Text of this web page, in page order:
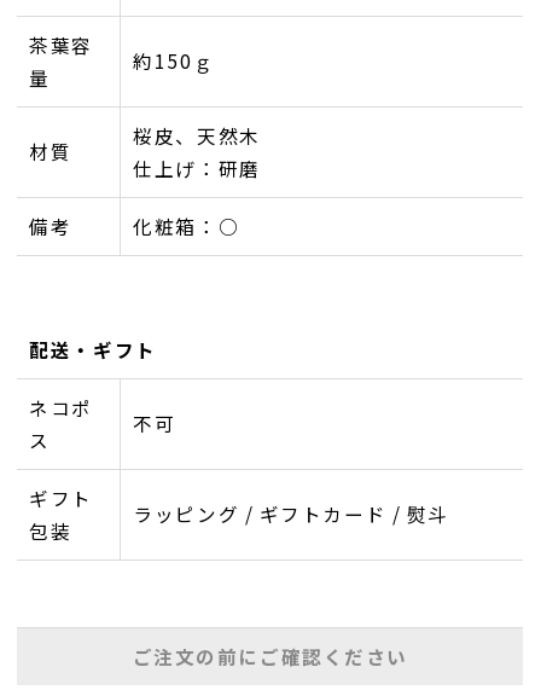
茶葉容
量
約150ｇ
材質
桜皮、天然木
仕上げ：研磨
備考 化粧箱：○
配送・ギフト
ネコポ
ス
不可
ギフト
包装
ラッピング / ギフトカード / 熨斗
ご注文の前にご確認ください